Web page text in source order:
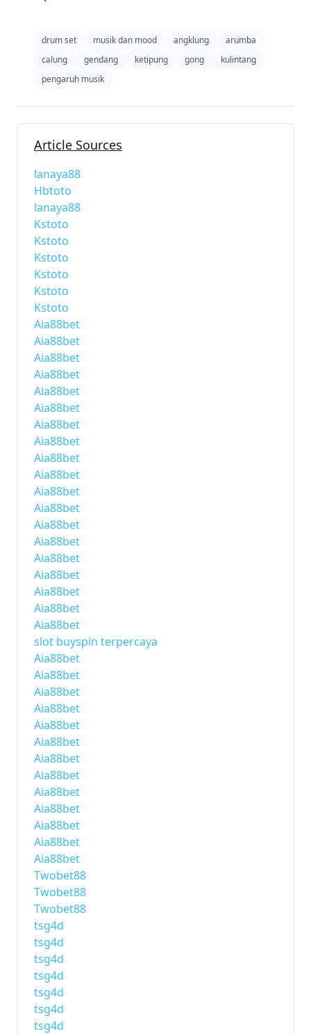
drum set musik dan mood angklung
arumba
calung
gendang ketipung gong
kulintang
pengaruh musik
Article Sources
lanaya88
Hbtoto
lanaya88
Kstoto
Kstoto
Kstoto
Kstoto
Kstoto
Kstoto
Aia88bet
Aia88bet
Aia88bet
Aia88bet
Aia88bet
Aia88bet
Aia88bet
Aia88bet
Aia88bet
Aia88bet
Aia88bet
Aia88bet
Aia88bet
Aia88bet
Aia88bet
Aia88bet
Aia88bet
Aia88bet
Aia88bet
slot buyspin terpercaya
Aia88bet
Aia88bet
Aia88bet
Aia88bet
Aia88bet
Aia88bet
Aia88bet
Aia88bet
Aia88bet
Aia88bet
Aia88bet
Aia88bet
Aia88bet
Twobet88
Twobet88
Twobet88
tsg4d
tsg4d
tsg4d
tsg4d
tsg4d
tsg4d
tsg4d